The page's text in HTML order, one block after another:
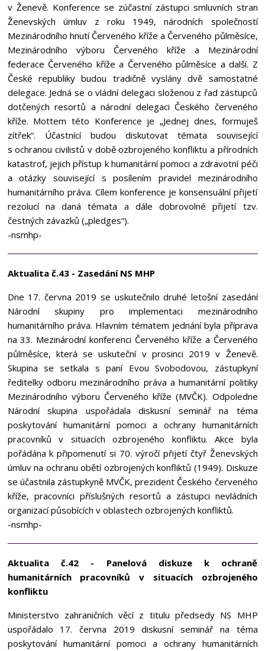
v Ženevě. Konference se zúčastní zástupci smluvních stran
Ženevských úmluv z roku 1949, národních společností
Mezinárodního hnutí Červeného kříže a Červeného půlměsíce,
Mezinárodního výboru Červeného kříže a Mezinárodní
federace Červeného kříže a Červeného půlměsíce a další. Z
České republiky budou tradičně vyslány dvě samostatné
delegace. Jedná se o vládní delegaci složenou z řad zástupců
dotčených resortů a národní delegaci Českého červeného
kříže. Mottem této Konference je „Jednej dnes, formuješ
zítřek“. Účastnící budou diskutovat témata související
s ochranou civilistů v době ozbrojeného konfliktu a přírodních
katastrof, jejich přístup k humanitární pomoci a zdravotní péči
a otázky související s posílením pravidel mezinárodního
humanitárního práva. Cílem konference je konsensuální přijetí
rezolucí na daná témata a dále dobrovolné přijetí tzv.
čestných závazků („pledges“).
-nsmhp-
Aktualita č.43 - Zasedání NS MHP
Dne 17. června 2019 se uskutečnilo druhé letošní zasedání
Národní skupiny pro implementaci mezinárodního
humanitárního práva. Hlavním tématem jednání byla příprava
na 33. Mezinárodní konferenci Červeného kříže a Červeného
půlměsíce, která se uskuteční v prosinci 2019 v Ženevě.
Skupina se setkala s paní Evou Svobodovou, zástupkyní
ředitelky odboru mezinárodního práva a humanitární politiky
Mezinárodního výboru Červeného kříže (MVČK). Odpoledne
Národní skupina uspořádala diskusní seminář na téma
poskytování humanitární pomoci a ochrany humanitárních
pracovníků v situacích ozbrojeného konfliktu. Akce byla
pořádána k připomenutí si 70. výročí přijetí čtyř Ženevských
úmluv na ochranu obětí ozbrojených konfliktů (1949). Diskuze
se účastnila zástupkyně MVČK, prezident Českého červeného
kříže, pracovníci příslušných resortů a zástupci nevládních
organizací působících v oblastech ozbrojených konfliktů.
-nsmhp-
Aktualita č.42 - Panelová diskuze k ochraně
humanitárních pracovníků v situacích ozbrojeného
konfliktu
Ministerstvo zahraničních věcí z titulu předsedy NS MHP
uspořádalo 17. června 2019 diskusní seminář na téma
poskytování humanitární pomoci a ochrany humanitárních